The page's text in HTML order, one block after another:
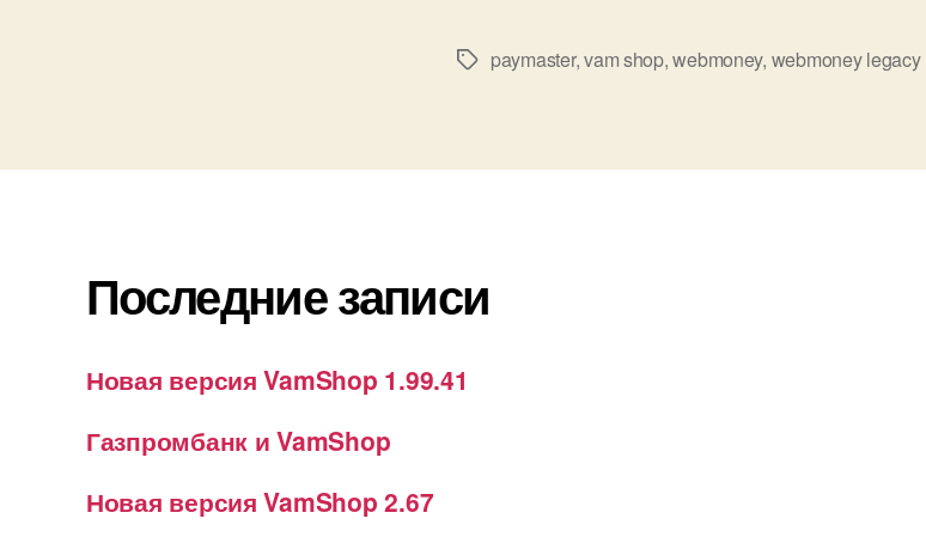
Меткиpaymaster,vam shop,webmoney, webmoney legacy
Последние записи
Новая версия VamShop 1.99.41
Газпромбанк и VamShop
Новая версия VamShop 2.67